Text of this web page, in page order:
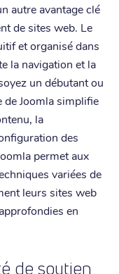
autre avantage clé
de sites web. Le
et organisé dans
la navigation et la
un débutant ou
Joomla simplifie
la
des
permet aux
variées de
leurs sites web
en
de soutien